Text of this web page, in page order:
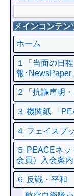
メインコンテン
ホーム
１「当面の日
報･NewsPaper
２「抗議声明
３ 機関紙 「
４ フェイスプ
５ PEACEネ
会員）入会案内
６ 反戦・平和